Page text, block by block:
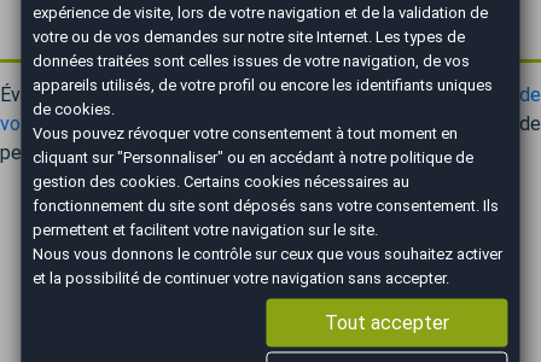
Cherchez-vous à revendre votre Hyundai ix55 ?
Évaluation gratuite et immédiate de la valeur dereprise de
votre Hyundai ix55
par AutoEasy. Notre équipe vous guide
personnellement à chaque étape du processus de rachat.
ILS PARLENT DE NOUS
expérience de visite, lors de votre navigation et de la validation de
votre ou de vos demandes sur notre site Internet. Les types de
données traitées sont celles issues de votre navigation, de vos
appareils utilisés, de votre profil ou encore les identifiants uniques
de cookies.
Vous pouvez révoquer votre consentement à tout moment en
cliquant sur "Personnaliser" ou en accédant à notrepolitique de
gestion des cookies . Certains cookies nécessaires au
fonctionnement du site sont déposés sans votre consentement. Ils
permettent et facilitent votre navigation sur le site.
Nous vous donnons le contrôle sur ceux que vous souhaitez activer
et la possibilité de continuer votre navigation sans accepter.
Tout accepter